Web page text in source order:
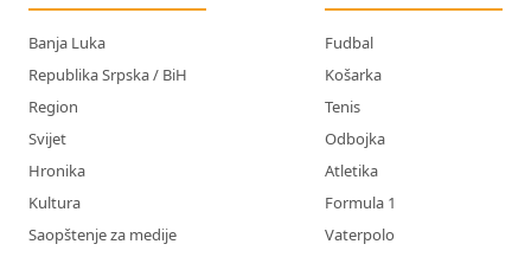
Banja Luka
Republika Srpska / BiH
Region
Svijet
Hronika
Kultura
Saopštenje za medije
Fudbal
Košarka
Tenis
Odbojka
Atletika
Formula 1
Vaterpolo